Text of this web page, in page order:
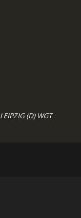
LEIPZIG (D) WGT